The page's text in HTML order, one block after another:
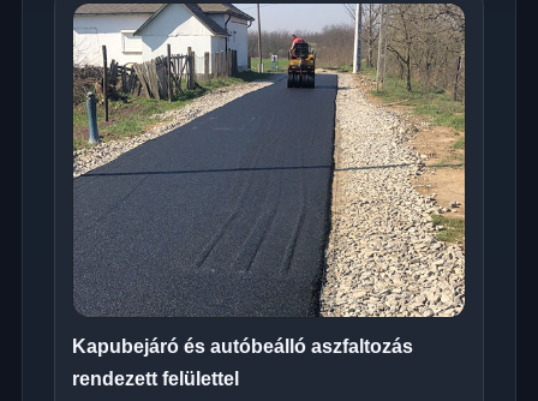
Kapubejáró és autóbeálló aszfaltozás
rendezett felülettel